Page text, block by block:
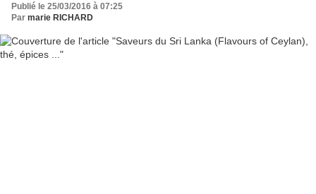
Publié le 25/03/2016 à 07:25
Par marie RICHARD